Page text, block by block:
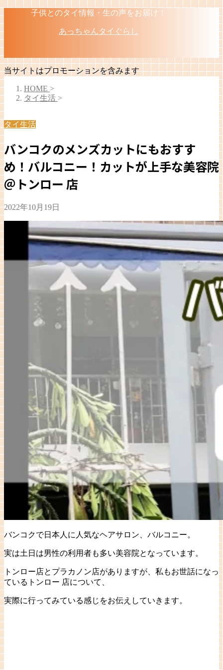
子供とのタイ情報・生の声をお届け！
あっちゃんタイぐらし
当サイトはプロモーションを含みます
HOME >
タイ生活 >
タイ生活
バンコクのメンズカットにもおすす
め！バルコニー！カットが上手な美容院
＠トンロー 店
2022年10月19日
バンコクで日本人に人気なヘアサロン、バルコニー。
実は土日は男性の利用者も多い美容院となっています。
トンロー店とプラカノン店がありますが、私もお世話になっ
ているトンロー 店について、
実際に行ってみている感じをお伝えしていきます。